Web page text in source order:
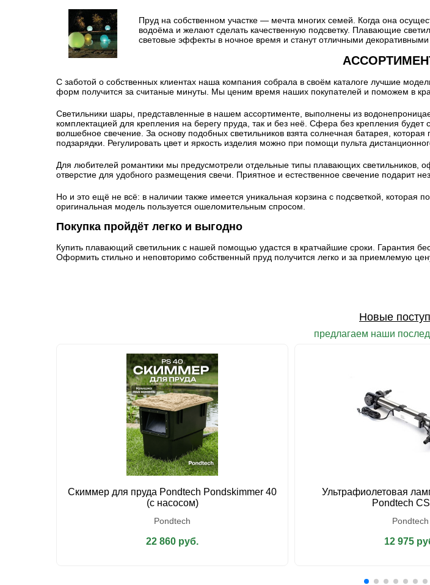
Пруд на собственном участке — мечта многих семей. Когда она
водоёма и желают сделать качественную подсветку. Плавающие
световые эффекты в ночное время и станут отличными
С заботой о собственных клиентах наша компания собрала в своём каталоге лучшие
форм получится за считаные минуты. Мы ценим время наших покупателей и поможем в
Светильники шары, представленные в нашем ассортименте, выполнены из
комплектацией для крепления на берегу пруда, так и без неё. Сфера без крепления
волшебное свечение. За основу подобных светильников взята солнечная батарея,
подзарядки. Регулировать цвет и яркость изделия можно при помощи пульта
Для любителей романтики мы предусмотрели отдельные типы плавающих светильников,
отверстие для удобного размещения свечи. Приятное и естественное свечение подарит
Но и это ещё не всё: в наличии также имеется уникальная корзина с подсветкой, которая
оригинальная модель пользуется ошеломительным спросом.
Покупка пройдёт легко и выгодно
Купить плавающий светильник с нашей помощью удастся в кратчайшие сроки. Гарантия
Оформить стильно и неповторимо собственный пруд получится легко и за приемлемую
Новые
предлагаем наши
Скиммер для пруда Pondtech Pondskimmer 40
(с насосом)
Pondtech
22 860 руб.
Ультрафиолетовая
Pondtech
Pondtech
12 975